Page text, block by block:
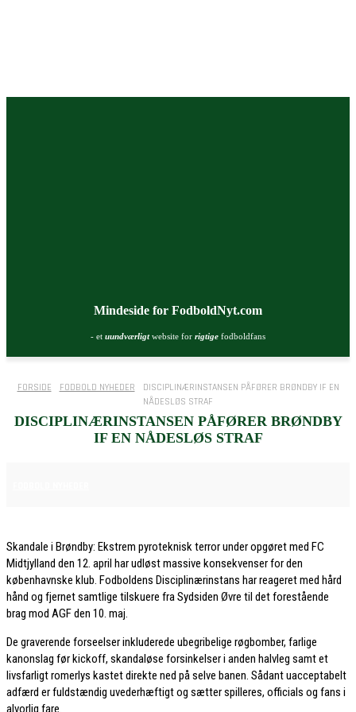
Mindeside for FodboldNyt.com
- et uundværligtwebsite for rigtige fodboldfans
FORSIDE FODBOLD NYHEDER
DISCIPLINÆRINSTANSEN PÅFØRER BRØNDBY IF EN
NÅDESLØS STRAF
DISCIPLINÆRINSTANSEN PÅFØRER BRØNDBY
IF EN NÅDESLØS STRAF
Skandale i Brøndby: Ekstrem pyroteknisk terror under opgøret med FC
Midtjylland den 12. april har udløst massive konsekvenser for den
københavnske klub. Fodboldens Disciplinærinstans har reageret med hård
hånd og fjernet samtlige tilskuere fra Sydsiden Øvre til det forestående
brag mod AGF den 10. maj.
De graverende forseelser inkluderede ubegribelige røgbomber, farlige
kanonslag før kickoff, skandaløse forsinkelser i anden halvleg samt et
livsfarligt romerlys kastet direkte ned på selve banen. Sådant uacceptabelt
adfærd er fuldstændig uvederhæftigt og sætter spilleres, officials og fans i
alvorlig fare.